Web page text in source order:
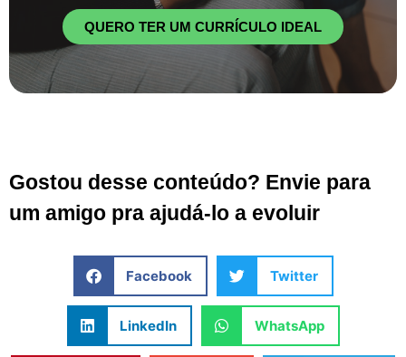
QUERO TER UM CURRÍCULO IDEAL
Gostou desse conteúdo? Envie para
um amigo pra ajudá-lo a evoluir
Facebook Twitter
LinkedIn WhatsApp